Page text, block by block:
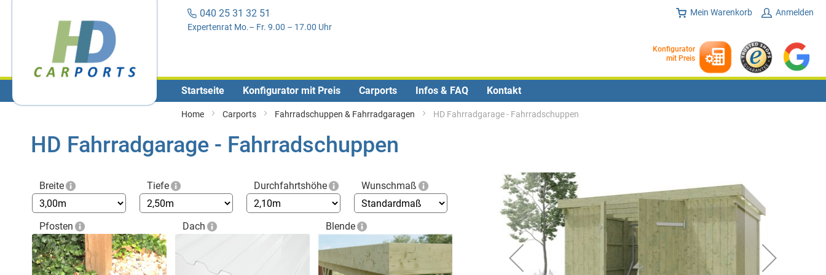
040 25 31 32 51
Expertenrat Mo.– Fr. 9.00 – 17.00 Uhr
Anmelden
Mein Warenkorb
Konfigurator
mit Preis
Startseite Konfigurator mit Preis Carports Infos & FAQ Kontakt
Home Carports Fahrradschuppen & Fahrradgaragen HD Fahrradgarage - Fahrradschuppen
HD Fahrradgarage - Fahrradschuppen
Breite Tiefe Durchfahrtshöhe Wunschmaß
Pfosten Dach Blende
Skip
the
end
images